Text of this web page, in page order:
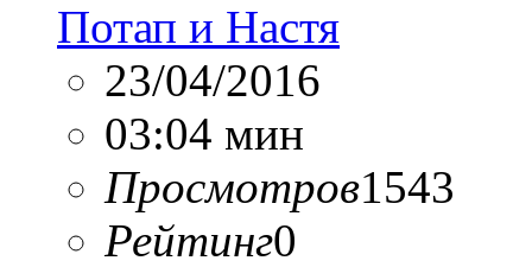
Потап и Настя
23/04/2016
03:04 мин
Просмотров1543
Рейтинг0